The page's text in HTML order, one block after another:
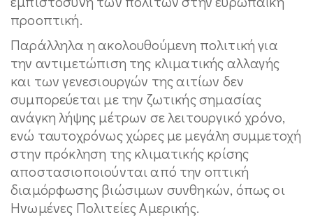
προοπτική.
Παράλληλα η ακολουθούμενη πολιτική για
την αντιμετώπιση της κλιματικής αλλαγής
και των γενεσιουργών της αιτίων δεν
συμπορεύεται με την ζωτικής σημασίας
ανάγκη λήψης μέτρων σε λειτουργικό χρόνο,
ενώ ταυτοχρόνως χώρες με μεγάλη συμμετοχή
στην πρόκληση της κλιματικής κρίσης
αποστασιοποιούνται από την οπτική
διαμόρφωσης βιώσιμων συνθηκών, όπως οι
Ηνωμένες Πολιτείες Αμερικής.